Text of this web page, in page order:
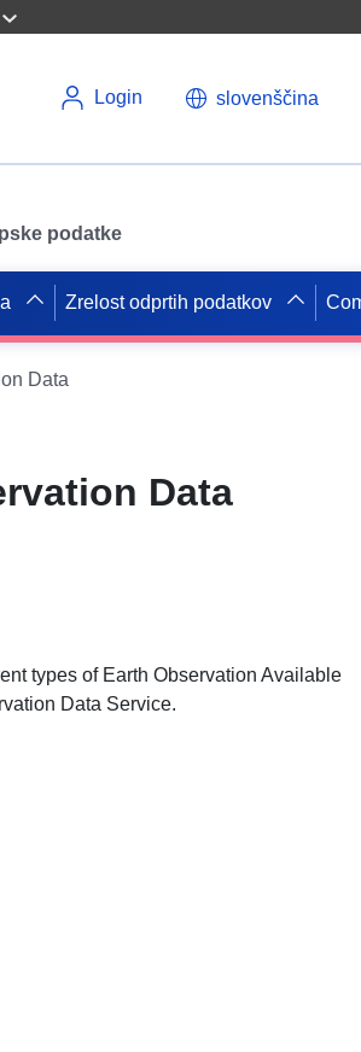
Login slovenščina
podatke
Zrelost odprtih podatkov
Data
Data
types of Earth Observation Available
Data Service.